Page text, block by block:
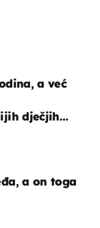
a već
dječjih
a on toga